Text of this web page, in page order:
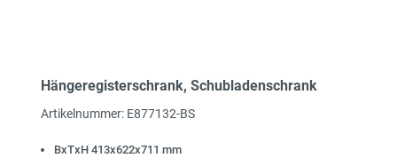
Hängeregisterschrank, Schubladenschrank
Artikelnummer: E877132-BS
BxTxH 413x622x711 mm